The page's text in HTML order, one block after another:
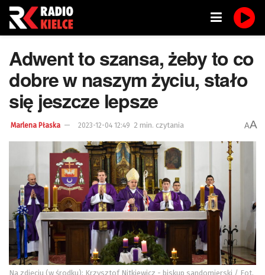
Adwent to szansa, żeby to co
dobre w naszym życiu, stało
się jeszcze lepsze
Marlena Płaska 2023-12-04 12:49 2 min. czytania AA
Na zdjęciu (w środku): Krzysztof Nitkiewicz - biskup sandomierski / Fot.